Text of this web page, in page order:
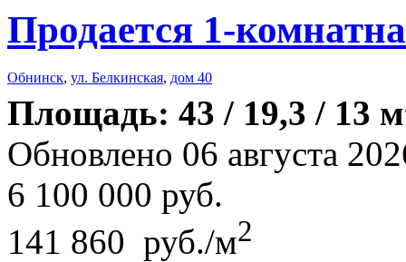
Продается 1-
Обнинск, ул. Белкинская, дом 40
Площадь: 43 / 19,3 / 13 м
Обновлено 06 августа
6 100 000 руб.
141 860 руб./м2